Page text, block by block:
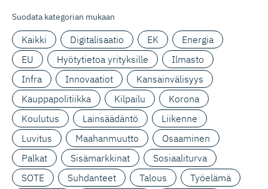
Suodata kategorian mukaan
Kaikki Digitalisaatio EK
Energia
EU
Hyötytietoa yrityksille
Ilmasto
Infra
Innovaatiot
Kansainvälisyys
Kauppapolitiikka
Kilpailu
Korona
Koulutus
Lainsäädäntö
Liikenne
Luvitus
Maahanmuutto
Osaaminen
Palkat
Sisämarkkinat
Sosiaaliturva
SOTE
Suhdanteet Talous
Työelämä